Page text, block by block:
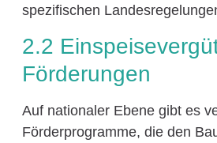
spezifischen
2.2
Förderungen
Auf nationaler Ebene gibt es
Förderprogramme, die den